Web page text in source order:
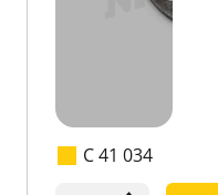
C 41 034